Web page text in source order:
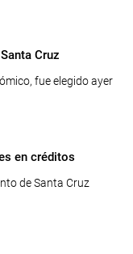
Cruz
fue elegido ayer
en créditos
de Santa Cruz